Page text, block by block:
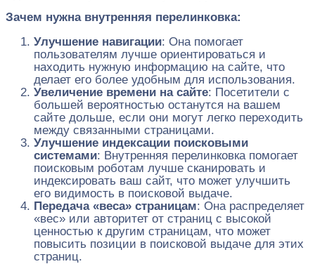
Зачем нужна внутренняя перелинковка:
Улучшение навигации: Она помогает
пользователям лучше ориентироваться и
находить нужную информацию на сайте, что
делает его более удобным для использования.
Увеличение времени на сайте: Посетители с
большей вероятностью останутся на вашем
сайте дольше, если они могут легко переходить
между связанными страницами.
Улучшение индексации поисковыми
системами: Внутренняя перелинковка помогает
поисковым роботам лучше сканировать и
индексировать ваш сайт, что может улучшить
его видимость в поисковой выдаче.
Передача «веса» страницам: Она распределяет
«вес» или авторитет от страниц с высокой
ценностью к другим страницам, что может
повысить позиции в поисковой выдаче для этих
страниц.